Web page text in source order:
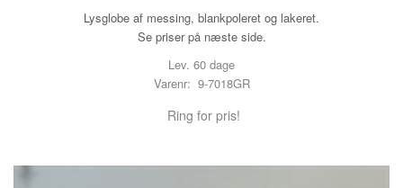
Lysglobe af messing, blankpoleret og lakeret.
Se priser på næste side.
Lev. 60 dage
Varenr: 9-7018GR
Ring for pris!